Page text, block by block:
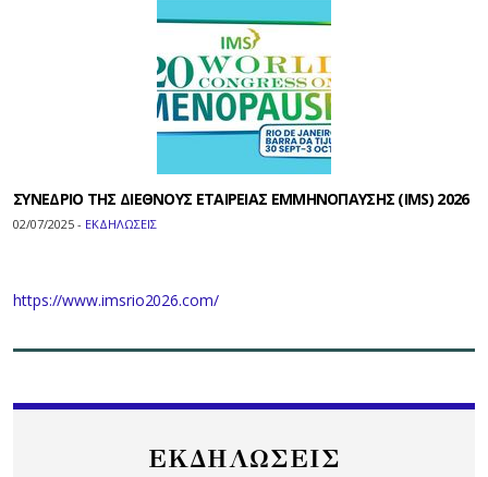
ΣΥΝΕΔΡΙΟ ΤΗΣ ΔΙΕΘΝΟΥΣ ΕΤΑΙΡΕΙΑΣ ΕΜΜΗΝΟΠΑΥΣΗΣ (IMS) 2026
02/07/2025 - ΕΚΔΗΛΩΣΕΙΣ
https://www.imsrio2026.com/
ΕΚΔΗΛΩΣΕΙΣ